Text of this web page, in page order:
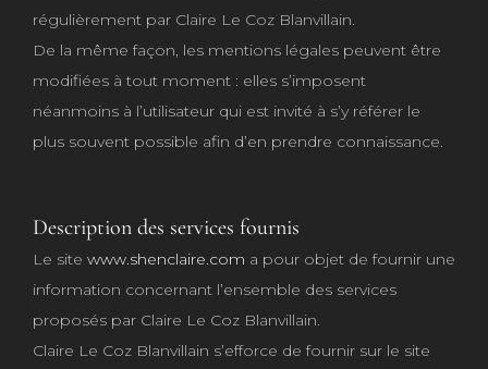
régulièrement par Claire Le Coz Blanvillain.
De la même façon, les mentions légales peuvent être
modifiées à tout moment : elles s’imposent
néanmoins à l’utilisateur qui est invité à s’y référer le
plus souvent possible afin d’en prendre connaissance.
Description des services fournis
Le site www.shenclaire.com a pour objet de fournir une
information concernant l’ensemble des services
proposés par Claire Le Coz Blanvillain.
Claire Le Coz Blanvillain s’efforce de fournir sur le site